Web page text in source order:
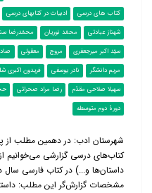
کتاب های درسی
ادبیات در کتابهای درسی
شهناز عبادتی
محمّد نوریان محمّدرضا
سیّد اکبر میرجعفری
مروج معقولی
مریم دانشگر
نادر یوسفی فریدون اکبری
سهیلا صلاحی مقدّم
رضا مراد صحرائی
دورۀ دوم متوسطه
شهرستان ادب: در دهمین مطلب از
کتاب‌‌های درسی گزارشی می‌خوانیم
داستان‌ها و...) در کتاب فارسی
مشخصات گزارش‌گر این مطلب: